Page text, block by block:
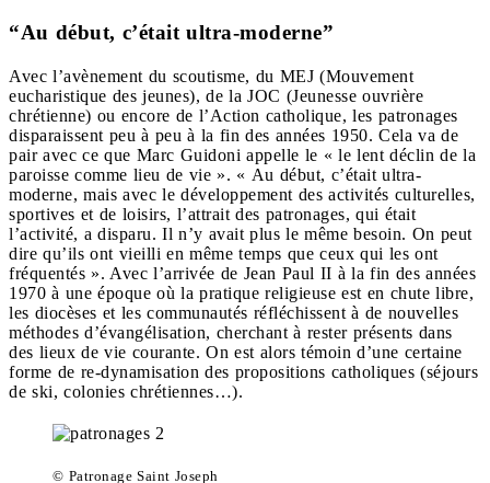
“Au début, c’était ultra-moderne”
Avec l’avènement du scoutisme, du MEJ (Mouvement
eucharistique des jeunes), de la JOC (Jeunesse ouvrière
chrétienne) ou encore de l’Action catholique, les patronages
disparaissent peu à peu à la fin des années 1950. Cela va de
pair avec ce que Marc Guidoni appelle le « le lent déclin de la
paroisse comme lieu de vie ». « Au début, c’était ultra-
moderne, mais avec le développement des activités culturelles,
sportives et de loisirs, l’attrait des patronages, qui était
l’activité, a disparu. Il n’y avait plus le même besoin. On peut
dire qu’ils ont vieilli en même temps que ceux qui les ont
fréquentés ». Avec l’arrivée de Jean Paul II à la fin des années
1970 à une époque où la pratique religieuse est en chute libre,
les diocèses et les communautés réfléchissent à de nouvelles
méthodes d’évangélisation, cherchant à rester présents dans
des lieux de vie courante. On est alors témoin d’une certaine
forme de re-dynamisation des propositions catholiques (séjours
de ski, colonies chrétiennes…).
© Patronage Saint Joseph